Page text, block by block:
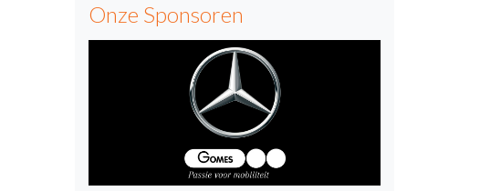
Onze Sponsoren